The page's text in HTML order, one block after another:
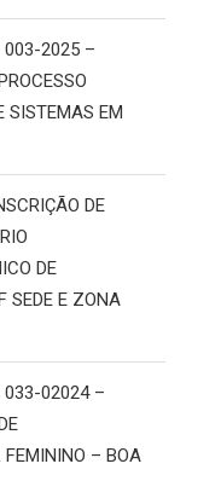
003-2025 –
SISTEMAS EM
DE
DE
SEDE E ZONA
033-02024 –
– BOA